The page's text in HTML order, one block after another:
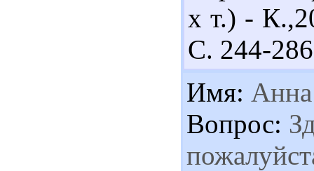
х т.) -
С. 244-
Имя: Анна
Вопрос: